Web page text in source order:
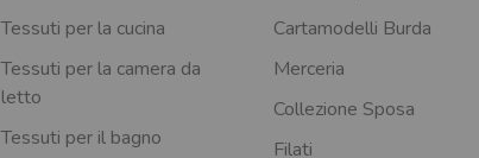
Tessuti per la cucina
Tessuti per la camera da
letto
Tessuti per il bagno
Cartamodelli Burda
Merceria
Collezione Sposa
Filati